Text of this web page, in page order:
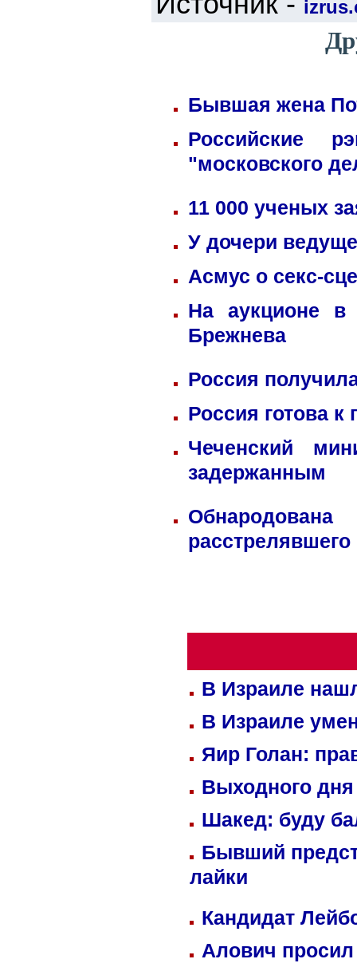
Бывшая жена
Российские
"московского
11 000 ученых
У дочери
Асмус о секс-
На аукционе в
Брежнева
Россия
Россия готова к
Чеченский
задержанным
В Израиле
В Израиле
Яир Голан:
Выходного
Шакед: буду
Бывший
лайки
Кандидат
Алович просил